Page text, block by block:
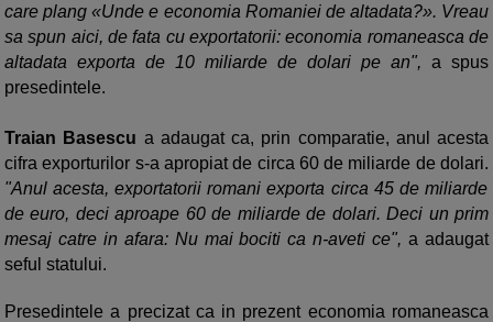
care plang «Unde e economia Romaniei de altadata?». Vreau
sa spun aici, de fata cu exportatorii: economia romaneasca de
altadata exporta de 10 miliarde de dolari pe an", a spus
presedintele.
Traian Basescu a adaugat ca, prin comparatie, anul acesta
cifra exporturilor s-a apropiat de circa 60 de miliarde de dolari.
"Anul acesta, exportatorii romani exporta circa 45 de miliarde
de euro, deci aproape 60 de miliarde de dolari. Deci un prim
mesaj catre in afara: Nu mai bociti ca n-aveti ce", a adaugat
seful statului.
Presedintele a precizat ca in prezent economia romaneasca